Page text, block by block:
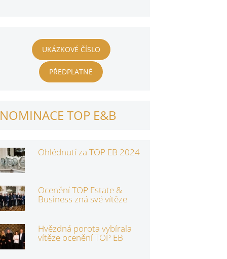
UKÁZKOVÉ ČÍSLO
PŘEDPLATNÉ
NOMINACE TOP E&B
Ohlédnutí za TOP EB 2024
Ocenění TOP Estate &
Business zná své vítěze
Hvězdná porota vybírala
vítěze ocenění TOP EB